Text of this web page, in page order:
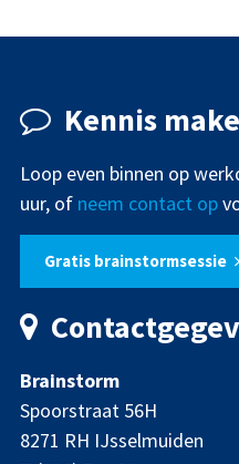
Kennis
Loop even binnen op
uur, of neem contact op
Gratis brainstormsessie
Brainstorm
Spoorstraat 56H
8271 RH IJsselmuiden